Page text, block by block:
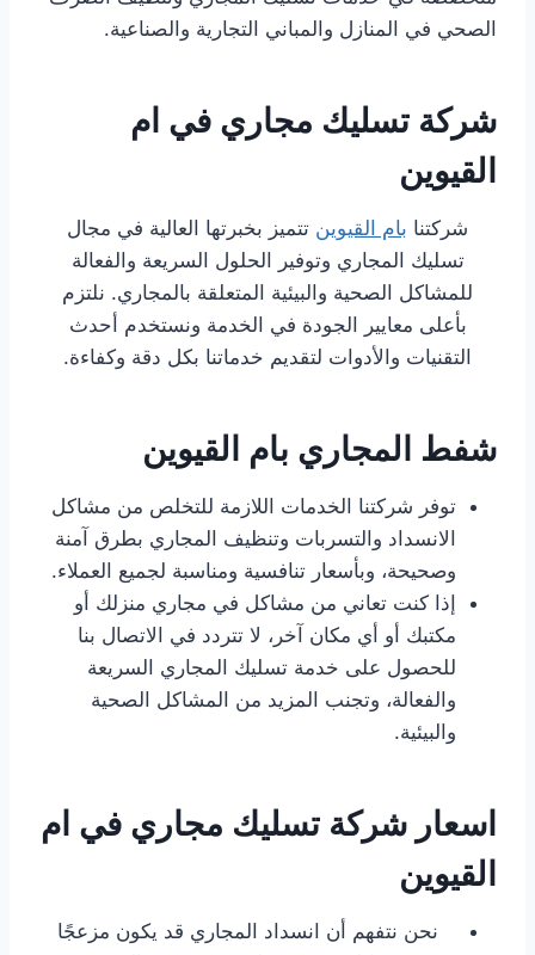
الصحي في المنازل والمباني التجارية والصناعية.
شركة تسليك مجاري في ام
القيوين
شركتنا بام القيوين تتميز بخبرتها العالية في مجال
تسليك المجاري وتوفير الحلول السريعة والفعالة
للمشاكل الصحية والبيئية المتعلقة بالمجاري. نلتزم
بأعلى معايير الجودة في الخدمة ونستخدم أحدث
التقنيات والأدوات لتقديم خدماتنا بكل دقة وكفاءة.
شفط المجاري بام القيوين
توفر شركتنا الخدمات اللازمة للتخلص من مشاكل
الانسداد والتسربات وتنظيف المجاري بطرق آمنة
وصحيحة، وبأسعار تنافسية ومناسبة لجميع العملاء.
إذا كنت تعاني من مشاكل في مجاري منزلك أو
مكتبك أو أي مكان آخر، لا تتردد في الاتصال بنا
للحصول على خدمة تسليك المجاري السريعة
والفعالة، وتجنب المزيد من المشاكل الصحية
والبيئية.
اسعار شركة تسليك مجاري في ام
القيوين
نحن نتفهم أن انسداد المجاري قد يكون مزعجًا